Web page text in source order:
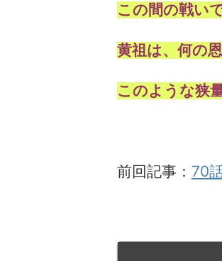
この間の戦い
黄祖は、何の
このような狭
前回記事： 70